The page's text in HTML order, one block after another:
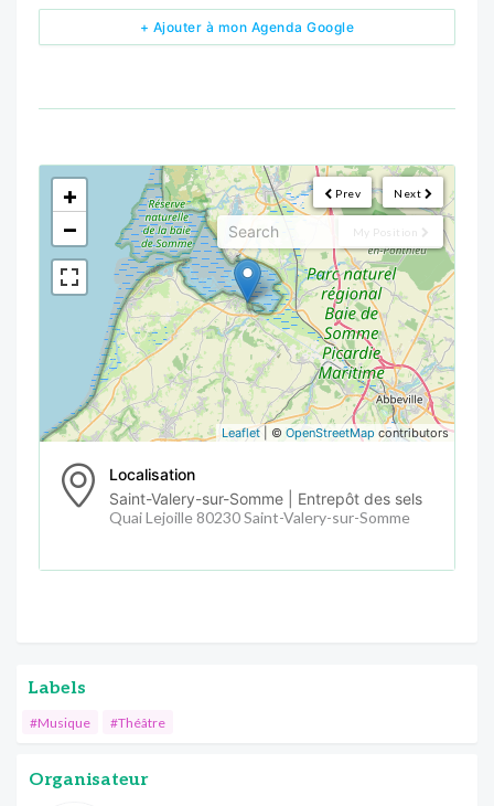
+ Ajouter à mon Agenda Google
Next
Prev
My Position
<!---->
+
−
Leaflet | © OpenStreetMap contributors
Localisation
Saint-Valery-sur-Somme | Entrepôt des sels
Quai Lejoille 80230 Saint-Valery-sur-Somme
Labels
#Musique #Théâtre
Organisateur